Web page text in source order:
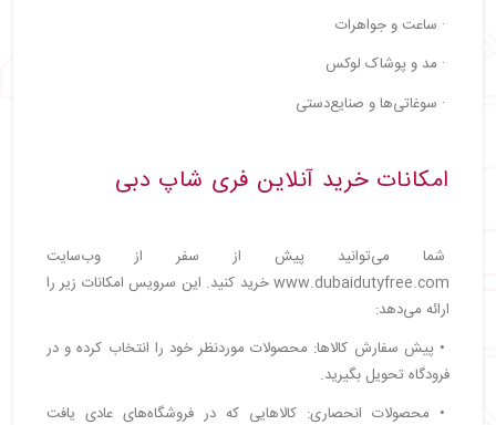
· ساعت و جواهرات
· مد و پوشاک لوکس
· سوغاتی‌ها و صنایع‌دستی
امکانات خرید آنلاین فری شاپ دبی
شما می‌توانید پیش از سفر از وب‌سایت
www.dubaidutyfree.com خرید کنید. این سرویس امکانات زیر را
ارائه می‌دهد:
• پیش سفارش کالاها: محصولات موردنظر خود را انتخاب کرده و در
فرودگاه تحویل بگیرید.
• محصولات انحصاری: کالاهایی که در فروشگاه‌های عادی یافت